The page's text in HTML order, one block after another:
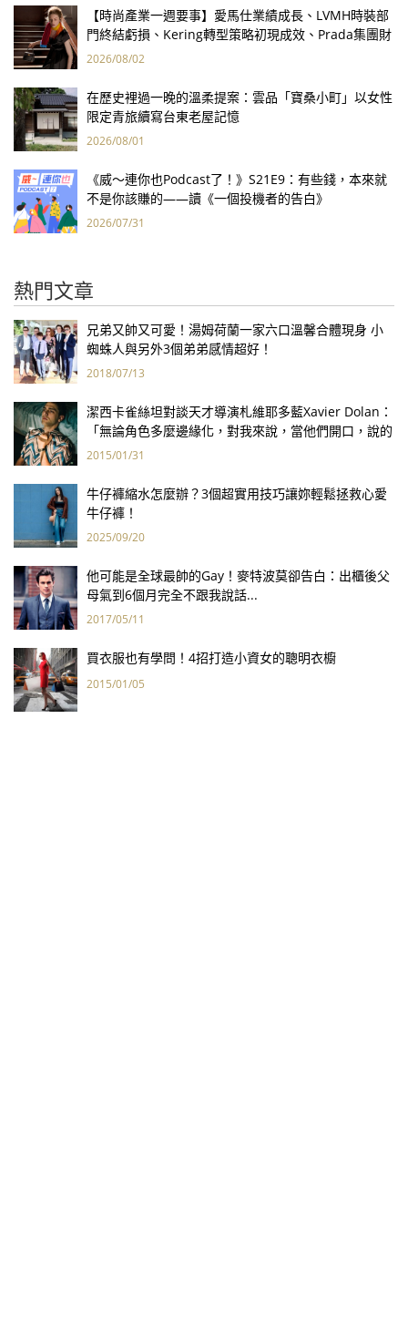
【時尚產業一週要事】愛馬仕業績成長、LVMH時裝部
門終結虧損、Kering轉型策略初現成效、Prada集團財
報亮眼
2026/08/02
在歷史裡過一晚的溫柔提案：雲品「寶桑小町」以女性
限定青旅續寫台東老屋記憶
2026/08/01
《威～連你也Podcast了！》S21E9：有些錢，本來就
不是你該賺的——讀《一個投機者的告白》
2026/07/31
熱門文章
兄弟又帥又可愛！湯姆荷蘭一家六口溫馨合體現身 小
蜘蛛人與另外3個弟弟感情超好！
2018/07/13
潔西卡雀絲坦對談天才導演札維耶多藍Xavier Dolan：
「無論角色多麼邊緣化，對我來說，當他們開口，說的
都是我心裡的話。」
2015/01/31
牛仔褲縮水怎麼辦？3個超實用技巧讓妳輕鬆拯救心愛
牛仔褲！
2025/09/20
他可能是全球最帥的Gay！麥特波莫卻告白：出櫃後父
母氣到6個月完全不跟我說話...
2017/05/11
買衣服也有學問！4招打造小資女的聰明衣櫥
2015/01/05